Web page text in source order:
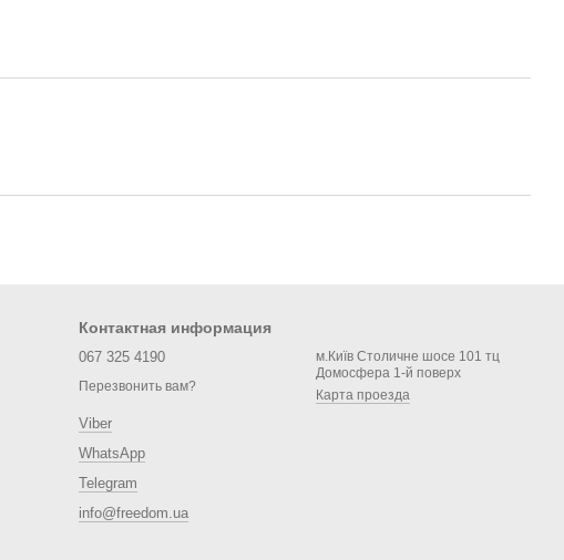
Контактная информация
067 325 4190
Перезвонить вам?
Viber
WhatsApp
Telegram
info@freedom.ua
м.Київ Столичне шосе 101 тц
Домосфера 1-й поверх
Карта проезда